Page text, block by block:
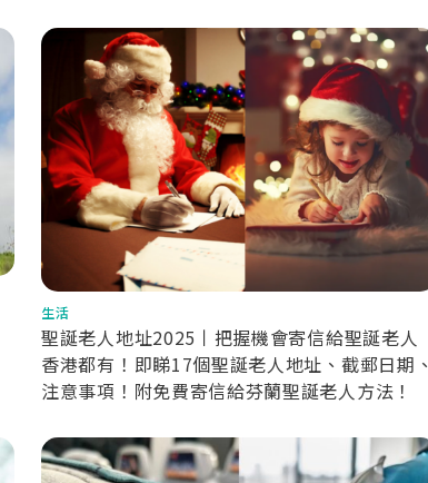
生活
聖誕老人地址2025丨把握機會寄信給聖誕老人
香港都有！即睇17個聖誕老人地址、截郵日期、
注意事項！附免費寄信給芬蘭聖誕老人方法！